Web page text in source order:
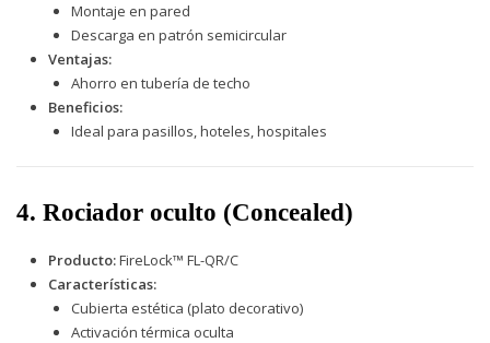
Montaje en pared
Descarga en patrón semicircular
Ventajas:
Ahorro en tubería de techo
Beneficios:
Ideal para pasillos, hoteles, hospitales
4. Rociador oculto (Concealed)
Producto:FireLock™ FL-QR/C
Características:
Cubierta estética (plato decorativo)
Activación térmica oculta